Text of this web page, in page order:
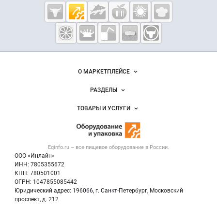
Cсылки на полезные проекты
Eqinfo.ru —
пищевое
оборудование
и упаковка
Важные разделы и контакты
Eqinfo.ru – все пищевое оборудование в России.
ООО «Инлайн»
ИНН: 7805355672
КПП: 780501001
ОГРН: 1047855085442
Юридический адрес: 196066, г. Санкт-Петербург, Московский
проспект, д. 212
Навигация по сайтуО МАРКЕТПЛЕЙСЕ
Новости Eqinfo.ru
Размещение рекламы
Публичная оферта
Контактная информация
Политика обработки персональных данных
РАЗДЕЛЫ
Объявления
Вакансии
ТОВАРЫ И УСЛУГИ
Оборудование для пищепрома
Тара и упаковка
Б/у оборудование